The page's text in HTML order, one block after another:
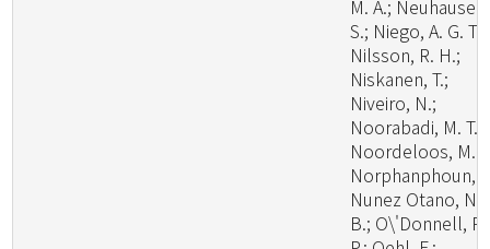
M. A.; Neuhauser,
S.; Niego, A. G. T.;
Nilsson, R. H.;
Niskanen, T.;
Niveiro, N.;
Noorabadi, M. T.;
Noordeloos, M.
Norphanphoun,
Nunez Otano, N.
B.; O\'Donnell, R.